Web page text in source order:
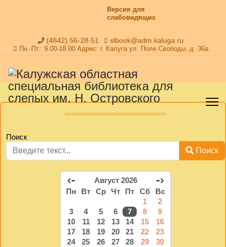
Версия для
слабовидящих
(4842) 56-28-51 slbook@adm.kaluga.ru
Пн.-Пт.: 9.00-18.00 Адрес: г. Калуга ул. Поле Свободы. д. 36а
Поиск
Поиск
‹- Август 2026 -›
Пн Вт Ср Чт Пт Сб
Вс
1
2
3
4 5 6 7 8
9
10
11 12 13 14 15
16
17
18 19 20 21 22
23
24
25 26 27 28 29
30